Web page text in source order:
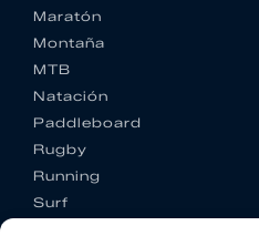
Maratón
Montaña
MTB
Natación
Paddleboard
Rugby
Running
Surf